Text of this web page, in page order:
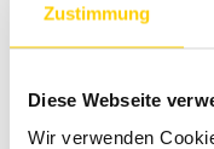
Zustimmung
Diese Webseite
Wir verwenden
Ansprüche
8.